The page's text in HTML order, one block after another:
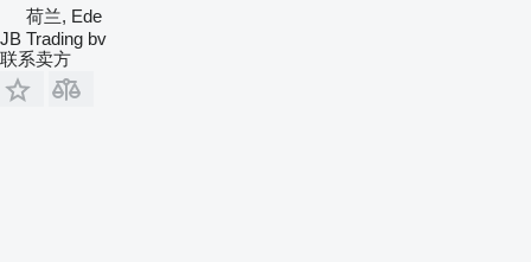
荷兰, Ede
JB Trading bv
联系卖方